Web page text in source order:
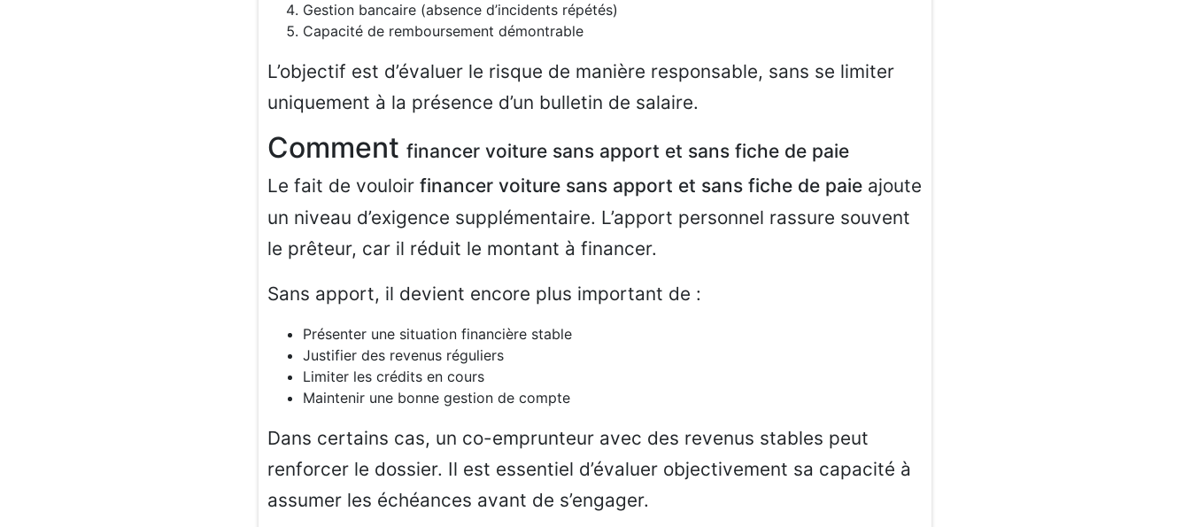
Gestion bancaire (absence d’incidents répétés)
Capacité de remboursement démontrable
L’objectif est d’évaluer le risque de manière responsable, sans se limiter
uniquement à la présence d’un bulletin de salaire.
Comment financer voiture sans apport et sans fiche de paie
Le fait de vouloir financer voiture sans apport et sans fiche de paie ajoute
un niveau d’exigence supplémentaire. L’apport personnel rassure souvent
le prêteur, car il réduit le montant à financer.
Sans apport, il devient encore plus important de :
Présenter une situation financière stable
Justifier des revenus réguliers
Limiter les crédits en cours
Maintenir une bonne gestion de compte
Dans certains cas, un co-emprunteur avec des revenus stables peut
renforcer le dossier. Il est essentiel d’évaluer objectivement sa capacité à
assumer les échéances avant de s’engager.